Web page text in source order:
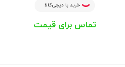
خرید با دیجی‌کالا
تماس برای قیمت